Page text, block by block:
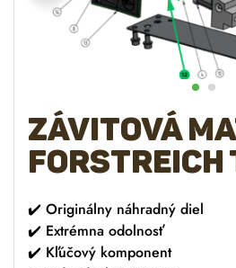
Závitová
Forstreich
✔️ Originálny náhradný diel
✔️ Extrémna odolnosť
✔️ Kľúčový komponent